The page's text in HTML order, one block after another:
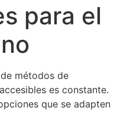
para el
métodos de
es constante.
que se adapten